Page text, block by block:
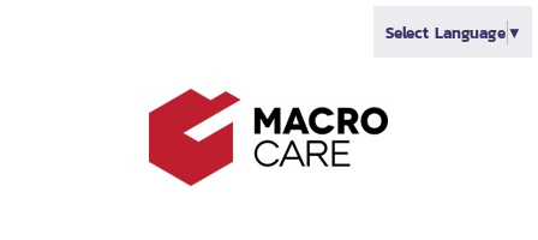
Select Language▼